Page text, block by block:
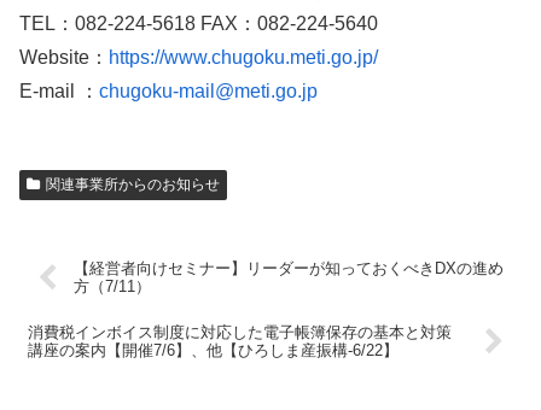
TEL：082-224-5618 FAX：082-224-5640
Website： https://www.chugoku.meti.go.jp/
E-mail ： chugoku-mail@meti.go.jp
関連事業所からのお知らせ
【経営者向けセミナー】リーダーが知っておくべきDXの進め
方（7/11）
消費税インボイス制度に対応した電子帳簿保存の基本と対策
講座の案内【開催7/6】、他【ひろしま産振構-6/22】